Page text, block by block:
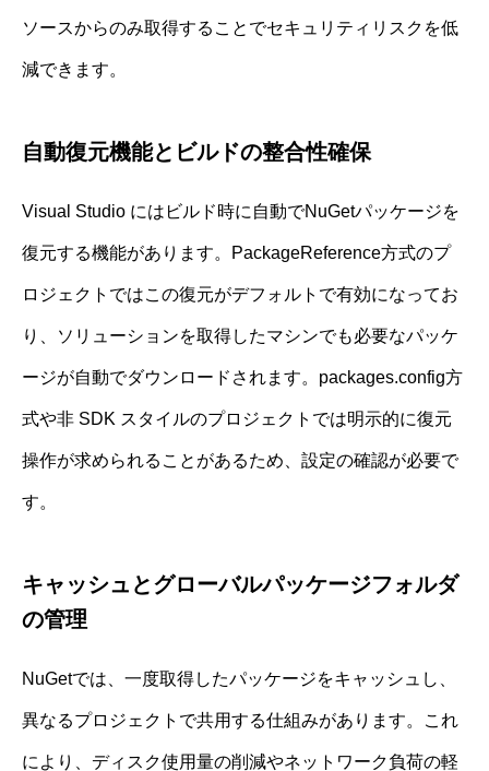
ソースからのみ取得することでセキュリティリスクを低
減できます。
自動復元機能とビルドの整合性確保
Visual Studio にはビルド時に自動でNuGetパッケージを
復元する機能があります。PackageReference方式のプ
ロジェクトではこの復元がデフォルトで有効になってお
り、ソリューションを取得したマシンでも必要なパッケ
ージが自動でダウンロードされます。packages.config方
式や非 SDK スタイルのプロジェクトでは明示的に復元
操作が求められることがあるため、設定の確認が必要で
す。
キャッシュとグローバルパッケージフォルダ
の管理
NuGetでは、一度取得したパッケージをキャッシュし、
異なるプロジェクトで共用する仕組みがあります。これ
により、ディスク使用量の削減やネットワーク負荷の軽